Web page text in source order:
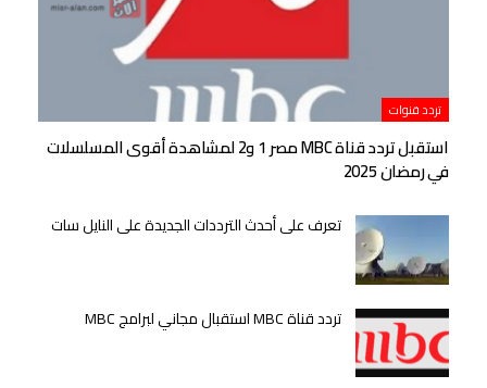
تردد قنوات
استقبل تردد قناة MBC مصر 1 و2 لمشاهدة أقوى المسلسلات
في رمضان 2025
تعرف على أحدث الترددات الجديدة على النايل سات
تردد قناة MBC استقبال مجاني لبرامج MBC